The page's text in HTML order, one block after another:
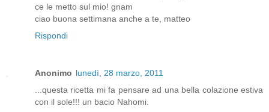
ce le metto sul mio! gnam
ciao buona settimana anche a te, matteo
Rispondi
Anonimo lunedì, 28 marzo, 2011
...questa ricetta mi fa pensare ad una bella colazione estiva
con il sole!!! un bacio Nahomi.